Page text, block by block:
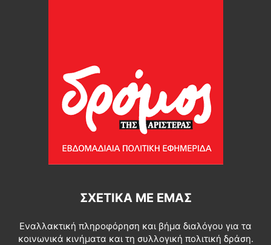
ΣΧΕΤΙΚΆ ΜΕ ΕΜΆΣ
Εναλλακτική πληροφόρηση και βήμα διαλόγου για τα
κοινωνικά κινήματα και τη συλλογική πολιτική δράση.